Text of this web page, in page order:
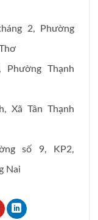
2, Phường
Phường Thạnh
Xã Tân Thạnh
số 9, KP2,
Nai